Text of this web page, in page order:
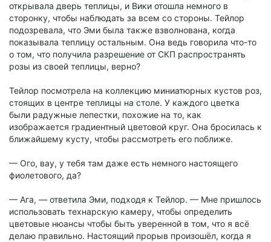
открывала дверь теплицы, и Вики отошла немного в
сторонку, чтобы наблюдать за всем со стороны. Тейлор
подозревала, что Эми была также взволнована, когда
показывала теплицу остальным. Она ведь говорила что-то
о том, что получила разрешение от СКП распространять
розы из своей теплицы, верно?
Тейлор посмотрела на коллекцию миниатюрных кустов роз,
стоящих в центре теплицы на столе. У каждого цветка
были радужные лепестки, похожие на то, как
изображается градиентный цветовой круг. Она бросилась к
ближайшему кусту, чтобы рассмотреть его поближе.
— Ого, вау, у тебя там даже есть немного настоящего
фиолетового, да?
— Ага, — ответила Эми, подходя к Тейлор. — Мне пришлось
использовать технарскую камеру, чтобы определить
цветовые нюансы чтобы быть уверенной в том, что я всё
делаю правильно. Настоящий прорыв произошёл, когда я